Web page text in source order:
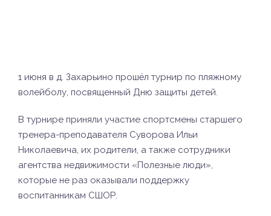
1 июня в д. Захарьино прошёл турнир по пляжному
волейболу, посвященный Дню защиты детей.
В турнире приняли участие спортсмены старшего
тренера-преподавателя Суворова Ильи
Николаевича, их родители, а также сотрудники
агентства недвижимости «Полезные люди»,
которые не раз оказывали поддержку
воспитанникам СШОР.